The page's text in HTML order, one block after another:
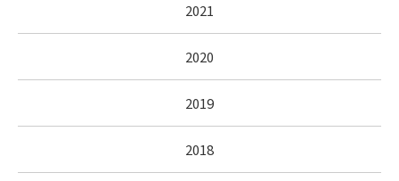
2021
2020
2019
2018